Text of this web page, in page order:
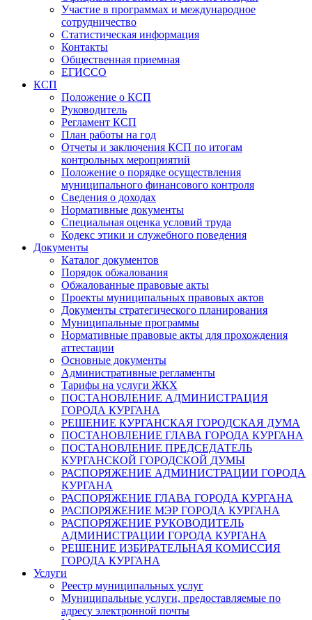
Участие в программах и международное
сотрудничество
Статистическая информация
Контакты
Общественная приемная
ЕГИССО
КСП
Положение о КСП
Руководитель
Регламент КСП
План работы на год
Отчеты и заключения КСП по итогам
контрольных мероприятий
Положение о порядке осуществления
муниципального финансового контроля
Сведения о доходах
Нормативные документы
Специальная оценка условий труда
Кодекс этики и служебного поведения
Документы
Каталог документов
Порядок обжалования
Обжалованные правовые акты
Проекты муниципальных правовых актов
Документы стратегического планирования
Муниципальные программы
Нормативные правовые акты для прохождения
аттестации
Основные документы
Административные регламенты
Тарифы на услуги ЖКХ
ПОСТАНОВЛЕНИЕ АДМИНИСТРАЦИЯ
ГОРОДА КУРГАНА
РЕШЕНИЕ КУРГАНСКАЯ ГОРОДСКАЯ ДУМА
ПОСТАНОВЛЕНИЕ ГЛАВА ГОРОДА КУРГАНА
ПОСТАНОВЛЕНИЕ ПРЕДСЕДАТЕЛЬ
КУРГАНСКОЙ ГОРОДСКОЙ ДУМЫ
РАСПОРЯЖЕНИЕ АДМИНИСТРАЦИИ ГОРОДА
КУРГАНА
РАСПОРЯЖЕНИЕ ГЛАВА ГОРОДА КУРГАНА
РАСПОРЯЖЕНИЕ МЭР ГОРОДА КУРГАНА
РАСПОРЯЖЕНИЕ РУКОВОДИТЕЛЬ
АДМИНИСТРАЦИИ ГОРОДА КУРГАНА
РЕШЕНИЕ ИЗБИРАТЕЛЬНАЯ КОМИССИЯ
ГОРОДА КУРГАНА
Услуги
Реестр муниципальных услуг
Муниципальные услуги, предоставляемые по
адресу электронной почты